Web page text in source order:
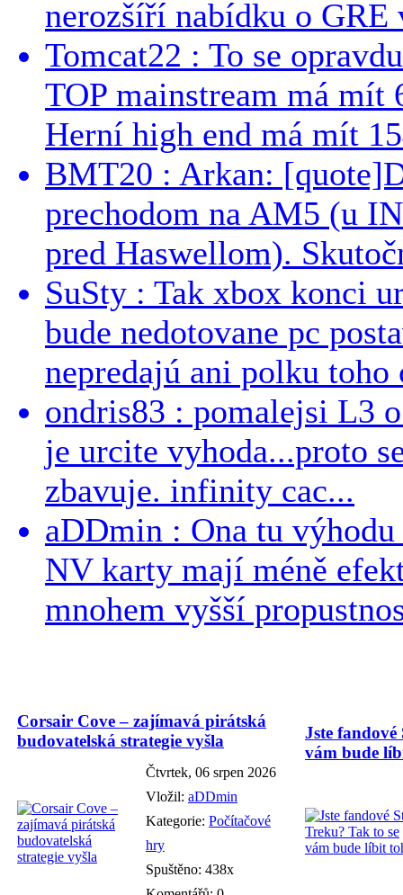
nerozšíří nabídku o GRE
Tomcat22 : To se
TOP mainstream má
Herní high end má mít
BMT20 : Arkan:
prechodom na AM5 (u
pred Haswellom).
SuSty : Tak xbox konci
bude nedotovane pc
nepredajú ani polku toho
ondris83 : pomalejsi L3
je urcite vyhoda...proto
zbavuje. infinity cac...
aDDmin : Ona tu
NV karty mají méně
mnohem vyšší
Corsair Cove – zajímavá pirátská
budovatelská strategie vyšla
Čtvrtek, 06 srpen 2026
Vložil: aDDmin
Kategorie: Počítačové
hry
Spuštěno: 438x
Jste
vám bude